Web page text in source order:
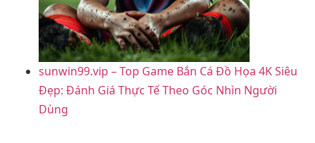
sunwin99.vip – Top Game Bắn Cá Đồ Họa 4K Siêu
Đẹp: Đánh Giá Thực Tế Theo Góc Nhìn Người
Dùng